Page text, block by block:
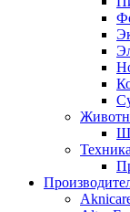
Техника